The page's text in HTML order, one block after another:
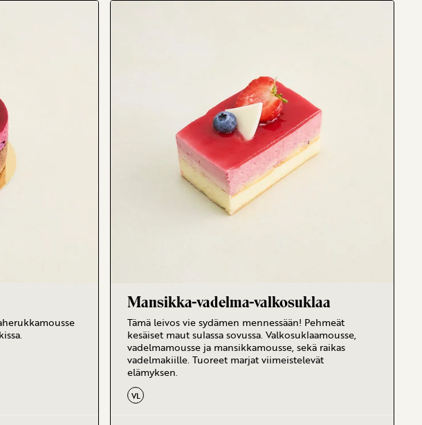
Mansikka-vadelma-valkosuklaa
Tämä leivos vie sydämen mennessään! Pehmeät
kesäiset maut sulassa sovussa. Valkosuklaamousse,
vadelmamousse ja mansikkamousse, sekä raikas
vadelmakiille. Tuoreet marjat viimeistelevät
elämyksen.
VL